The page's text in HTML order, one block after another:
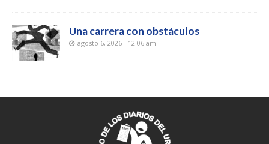
Una carrera con obstáculos
agosto 6, 2026 - 12:06 am